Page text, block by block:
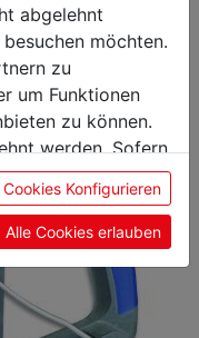
abgelehnt
möchten.
zu
um Funktionen
zu können.
werden. Sofern
geben Sie
Cookies Konfigurieren
Alle Cookies erlauben